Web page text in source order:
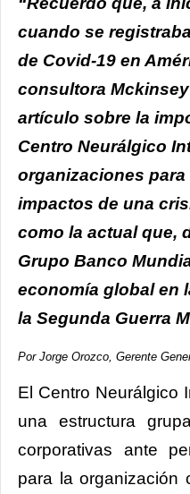
cuando se
de Covid-19 en
consultora
artículo sobre la
Centro Neurálgico
organizaciones
impactos de una
como la actual que,
Grupo Banco
economía global en
la Segunda Guerra
Por Jorge Orozco, Gerente
El Centro Neurálgico
una estructura
corporativas ante
para la organización